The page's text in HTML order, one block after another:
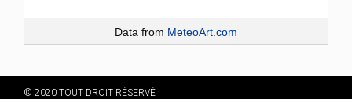
Data from MeteoArt.com
© 2020 TOUT DROIT RÉSERVÉ